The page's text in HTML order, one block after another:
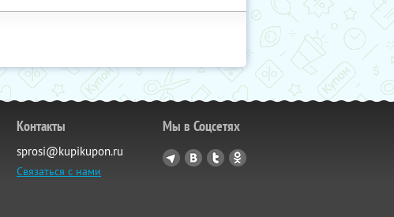
Контакты
sprosi@kupikupon.ru
Связаться с нами
Мы в Соцсетях